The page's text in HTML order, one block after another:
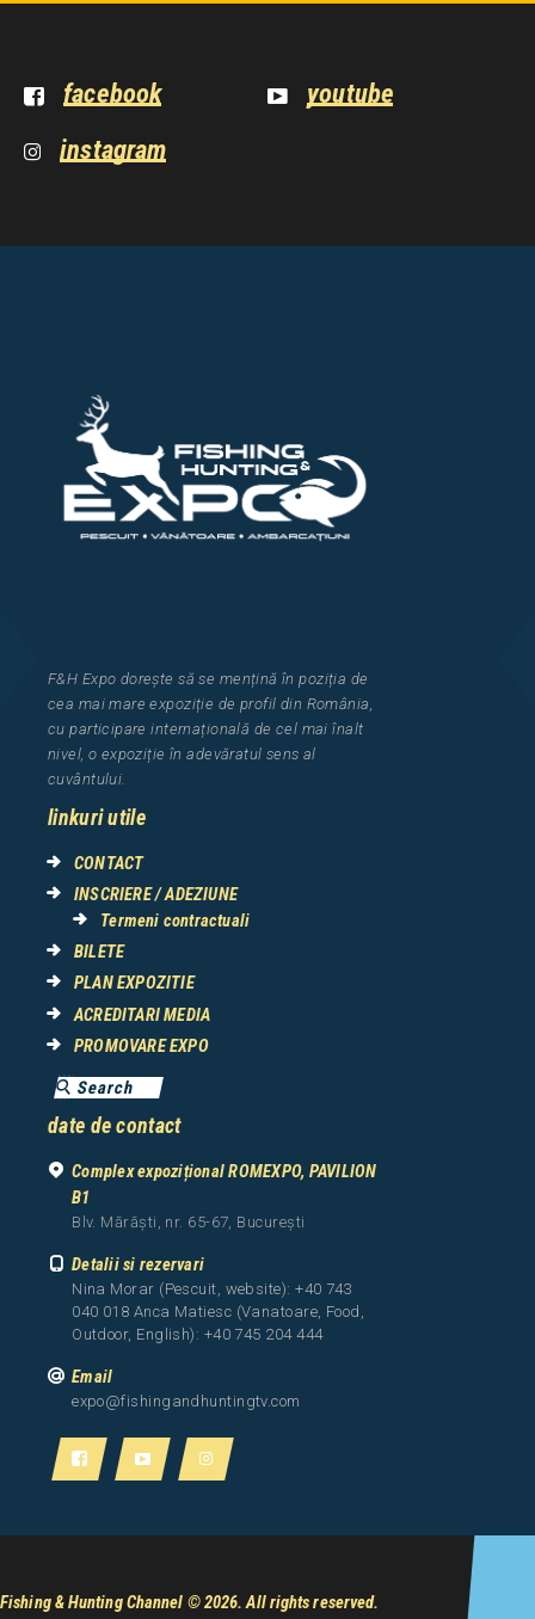
facebook
youtube
instagram
F&H Expo dorește să se mențină în poziția de
cea mai mare expoziție de profil din România,
cu participare internațională de cel maiînalt
nivel, o expoziție în adevăratul sens al
cuvântului.
linkuri utile
CONTACT
INSCRIERE / ADEZIUNE
Termeni contractuali
BILETE
PLAN EXPOZITIE
ACREDITARI MEDIA
PROMOVARE EXPO
date de contact
Complex expozițional ROMEXPO, PAVILION
B1
Blv. Mărăști, nr. 65-67, București
Detalii si rezervari
Nina Morar (Pescuit, website): +40 743
040 018 Anca Matiesc (Vanatoare, Food,
Outdoor, English): +40 745 204 444
Email
expo@fishingandhuntingtv.com
Fishing & Hunting Channel © 2026. All rights reserved.